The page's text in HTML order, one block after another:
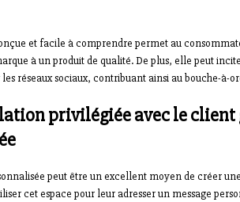
et facile à comprendre permet au
à un produit de qualité. De plus, elle peut
les réseaux sociaux, contribuant ainsi au bouche-
privilégiée avec le client
peut être un excellent moyen de créer
cet espace pour leur adresser un message